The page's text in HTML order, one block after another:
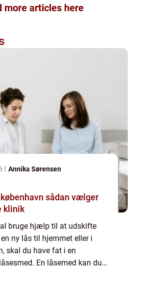
more articles here
Annika Sørensen
sådan vælger
klinik
bruge hjælp til at udskifte
ny lås til hjemmet eller i
skal du have fat i en
En låsemed kan du